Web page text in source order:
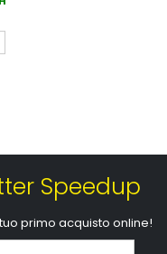
Speedup
primo acquisto online!